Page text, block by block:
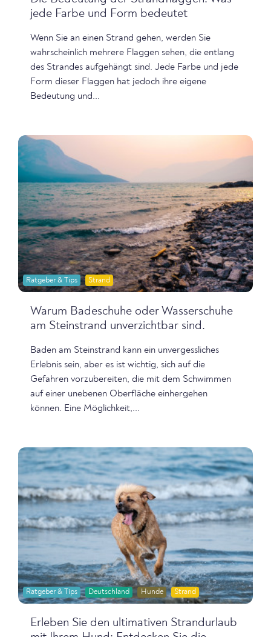
jede Farbe und Form bedeutet
Wenn Sie an einen Strand gehen, werden Sie
wahrscheinlich mehrere Flaggen sehen, die entlang
des Strandes aufgehängt sind. Jede Farbe und jede
Form dieser Flaggen hat jedoch ihre eigene
Bedeutung und...
Ratgeber & Tips Strand
Warum Badeschuhe oder Wasserschuhe
am Steinstrand unverzichtbar sind.
Baden am Steinstrand kann ein unvergessliches
Erlebnis sein, aber es ist wichtig, sich auf die
Gefahren vorzubereiten, die mit dem Schwimmen
auf einer unebenen Oberfläche einhergehen
können. Eine Möglichkeit,...
Ratgeber & Tips Deutschland Hunde Strand
Erleben Sie den ultimativen Strandurlaub